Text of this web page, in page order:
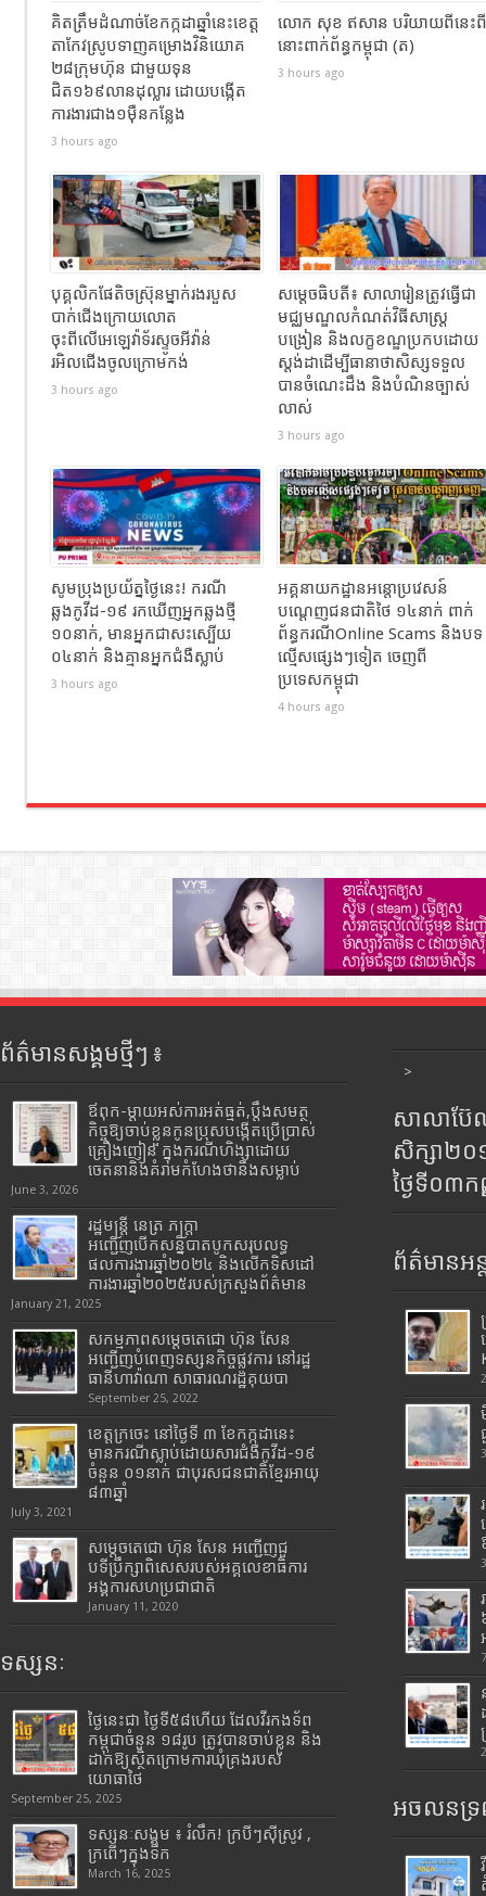
គិតត្រឹមដំណាច់ខែកក្កដាឆ្នាំនេះខេត្ត
តាកែវស្រូបទាញគម្រោងវិនិយោគ
២៨ក្រុមហ៊ុន ជាមួយទុន
ជិត១៦៩លានដុល្លារ ដោយបង្កើត
ការងារជាង១ម៉ឺនកន្លែង
3 hours ago
លោក សុខ ឥសាន បរិយាយពីនេះពី
នោះពាក់ព័ន្ធកម្ពុជា (ត)
3 hours ago
បុគ្គលិកផែតិចស្រ៊ុនម្នាក់រងរបួស
បាក់ជេីងក្រោយលោត
ចុះពីលេីអេឡេវ៉ាទ័រស្ទូចអីវ៉ាន់
រអិលជេីងចូលក្រោមកង់
3 hours ago
សម្ដេចធិបតី៖ សាលារៀនត្រូវធ្វើជា
មជ្ឈមណ្ឌលកំណត់វិធីសាស្ត្រ
បង្រៀន និងលក្ខខណ្ឌប្រកបដោយ
ស្តង់ដាដើម្បីធានាថាសិស្សទទួល
បានចំណេះដឹង និងបំណិនច្បាស់
លាស់
3 hours ago
សូមប្រុងប្រយ័ត្នថ្ងៃនេះ! ករណី
ឆ្លងកូវីដ-១៩ រកឃើញអ្នកឆ្លងថ្មី
១០នាក់, មានអ្នកជាសះស្បើយ
០៤នាក់ និងគ្មានអ្នកជំងឺស្លាប់
3 hours ago
អគ្គនាយកដ្ឋានអន្តោប្រវេសន៍
បណ្ដេញជនជាតិថៃ ១៤នាក់ ពាក់
ព័ន្ធករណីOnline Scams និងបទ
ល្មើសផ្សេងៗទៀត ចេញពី
ប្រទេសកម្ពុជា
4 hours ago
ព័ត៌មានសង្គមថ្មីៗ ៖
ឪពុក-ម្ដាយអស់ការអត់ធ្មត់,ប្ដឹងសមត្ថ
កិច្ចឱ្យចាប់ខ្លួនកូនប្រុសបង្កើតប្រើប្រាស់
គ្រឿងញៀន ក្នុងករណីហិង្សាដោយ
ចេតនានិងគំរាមកំហែងថានឹងសម្លាប់
June 3, 2026
រដ្ឋមន្រ្តី​ នេត្រ​ ភក្ត្រា​
អញ្ជើញបើកសន្និបាតបូកសរុបលទ្ធ
ផលការងារឆ្នាំ២០២៤ និងលើកទិសដៅ
ការងារឆ្នាំ២០២៥របស់​ក្រសួង​ព័ត៌មាន​
January 21, 2025
សកម្មភាពសម្តេចតេជោ ហ៊ុន សែន
អញ្ជើញបំពេញទស្សនកិច្ចផ្លូវការ នៅរដ្ឋ
ធានីហាវ៉ាណា សាធារណរដ្ឋគុយបា
September 25, 2022
ខេត្តក្រចេះ នៅថ្ងៃទី ៣ ខែកក្កដានេះ
មានករណីស្លាប់ដោយសារជំងឺកូវីដ-១៩
ចំនួន ០១នាក់ ជាបុរសជនជាតិខ្មែរអាយុ
៨៣ឆ្នាំ
July 3, 2021
សម្តេចតេជោ ហ៊ុន សែន អញ្ជើញជួ
បទីប្រឹក្សាពិសេសរបស់អគ្គលេខាធិការ
អង្គការសហប្រជាជាតិ
January 11, 2020
ទស្សនៈ
ថ្ងៃនេះជា ថ្ងៃទី៥៨ហើយ ដែលវីរកងទ័ព
កម្ពុជាចំនួន ១៨រូប ត្រូវបានចាប់ខ្លួន និង
ដាក់ឱ្យស្ថិតក្រោមការឃុំគ្រងរបស់
យោធាថៃ
September 25, 2025
ទស្សនៈសង្គម ៖ រំលឹក! ក្របីៗស៊ីស្រូវ ,
ក្រពើៗក្នុងទឹក
March 16, 2025
>
សាលាប៊ែ
សិក្សា២
ថ្ងៃទី០៣
ព័ត៌មានអន្
អចលនទ្រ